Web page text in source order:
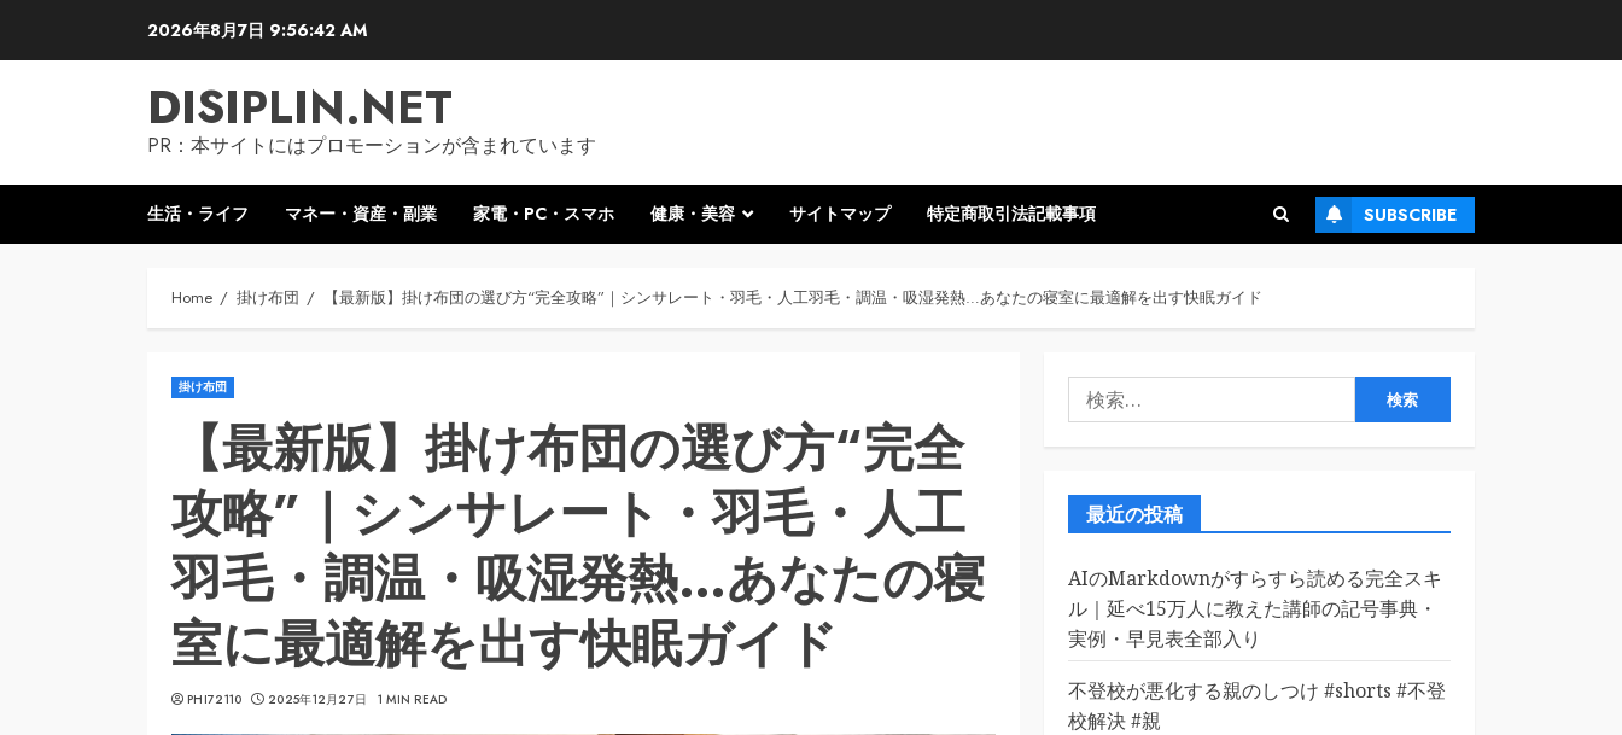
2026年8月7日 9:56:43 AM
DISIPLIN.NET
PR：本サイトにはプロモーションが含まれています
生活・ライフ マネー・資産・副業 家電・PC・スマホ 健康・美容 サイトマップ 特定商取引法記載事項 SUBSCRIBE
Home 掛け布団 【最新版】掛け布団の選び方“完全攻略”｜シンサレート・羽毛・人工羽毛・調温・吸湿発熱…あなたの寝室に最適解を出す快眠ガイド
掛け布団
【最新版】掛け布団の選び方“完全
攻略”｜シンサレート・羽毛・人工
羽毛・調温・吸湿発熱…あなたの寝
室に最適解を出す快眠ガイド
PHI72110 2025年12月27日 1 MIN READ
検
索:
最近の投稿
AIのMarkdownがすらすら読める完全スキ
ル｜延べ15万人に教えた講師の記号事典・
実例・早見表全部入り
不登校が悪化する親のしつけ #shorts #不登
校解決 #親